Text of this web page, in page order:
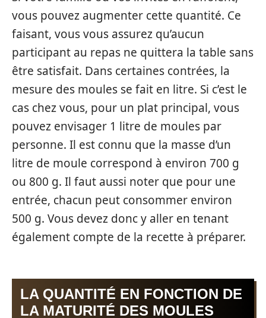
vous pouvez augmenter cette quantité. Ce
faisant, vous vous assurez qu’aucun
participant au repas ne quittera la table sans
être satisfait. Dans certaines contrées, la
mesure des moules se fait en litre. Si c’est le
cas chez vous, pour un plat principal, vous
pouvez envisager 1 litre de moules par
personne. Il est connu que la masse d’un
litre de moule correspond à environ 700 g
ou 800 g. Il faut aussi noter que pour une
entrée, chacun peut consommer environ
500 g. Vous devez donc y aller en tenant
également compte de la recette à préparer.
LA QUANTITÉ EN FONCTION DE
LA MATURITÉ DES MOULES